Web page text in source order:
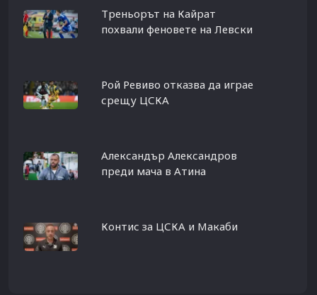
Треньорът на Кайрат
похвали феновете на Левски
Рой Ревиво отказва да играе
срещу ЦСКА
Александър Александров
преди мача в Атина
Контис за ЦСКА и Макаби